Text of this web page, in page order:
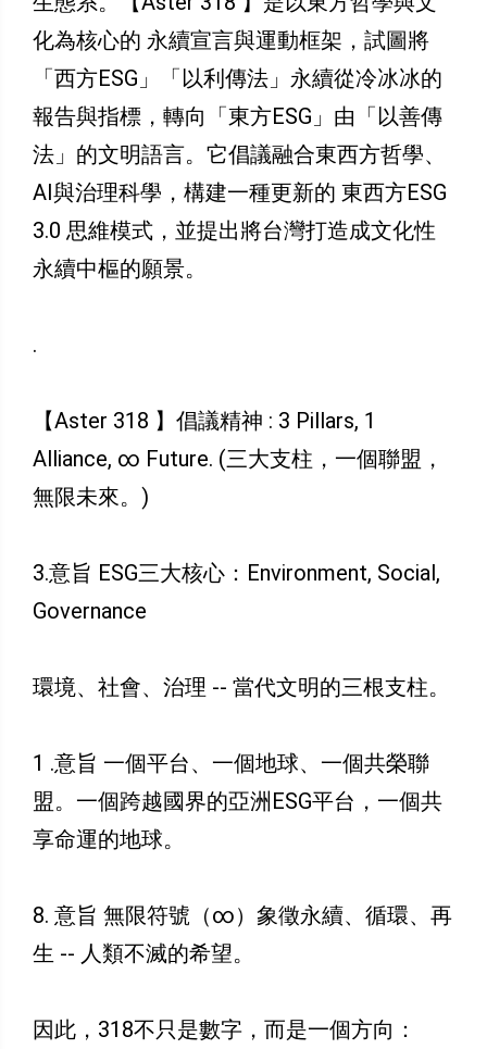
化為核心的 永續宣言與運動框架，試圖將
「西方ESG」「以利傳法」永續從冷冰冰的
報告與指標，轉向「東方ESG」由「以善傳
法」的文明語言。它倡議融合東西方哲學、
AI與治理科學，構建一種更新的 東西方ESG
3.0 思維模式，並提出將台灣打造成文化性
永續中樞的願景。
.
【Aster 318 】倡議精神 : 3 Pillars, 1
Alliance, ∞ Future. (三大支柱，一個聯盟，
無限未來。)
3.意旨 ESG三大核心：Environment, Social,
Governance
環境、社會、治理 -- 當代文明的三根支柱。
1 .意旨 一個平台、一個地球、一個共榮聯
盟。一個跨越國界的亞洲ESG平台，一個共
享命運的地球。
8. 意旨 無限符號（∞）象徵永續、循環、再
生 -- 人類不滅的希望。
因此，318不只是數字，而是一個方向：